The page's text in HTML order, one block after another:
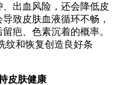
出血风险，还会降低皮
致皮肤血液循环不畅，
疤、色素沉着的概率。
纹和恢复创造良好条
皮肤健康